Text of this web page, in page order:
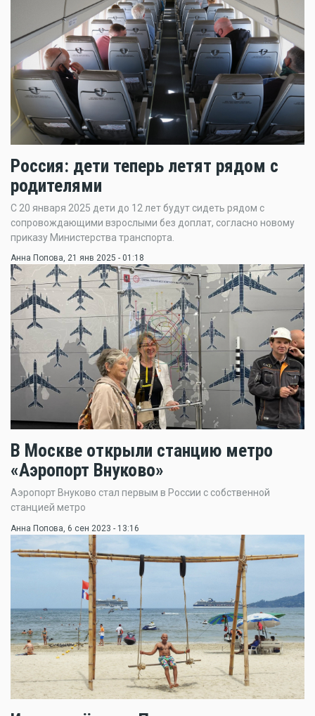
Россия: дети теперь летят рядом с
родителями
С 20 января 2025 дети до 12 лет будут сидеть рядом с
сопровождающими взрослыми без доплат, согласно новому
приказу Министерства транспорта.
Анна Попова, 21 янв 2025 - 01:18
В Москве открыли станцию метро
«Аэропорт Внуково»
Аэропорт Внуково стал первым в России с собственной
станцией метро
Анна Попова , 6 сен 2023 - 13:16